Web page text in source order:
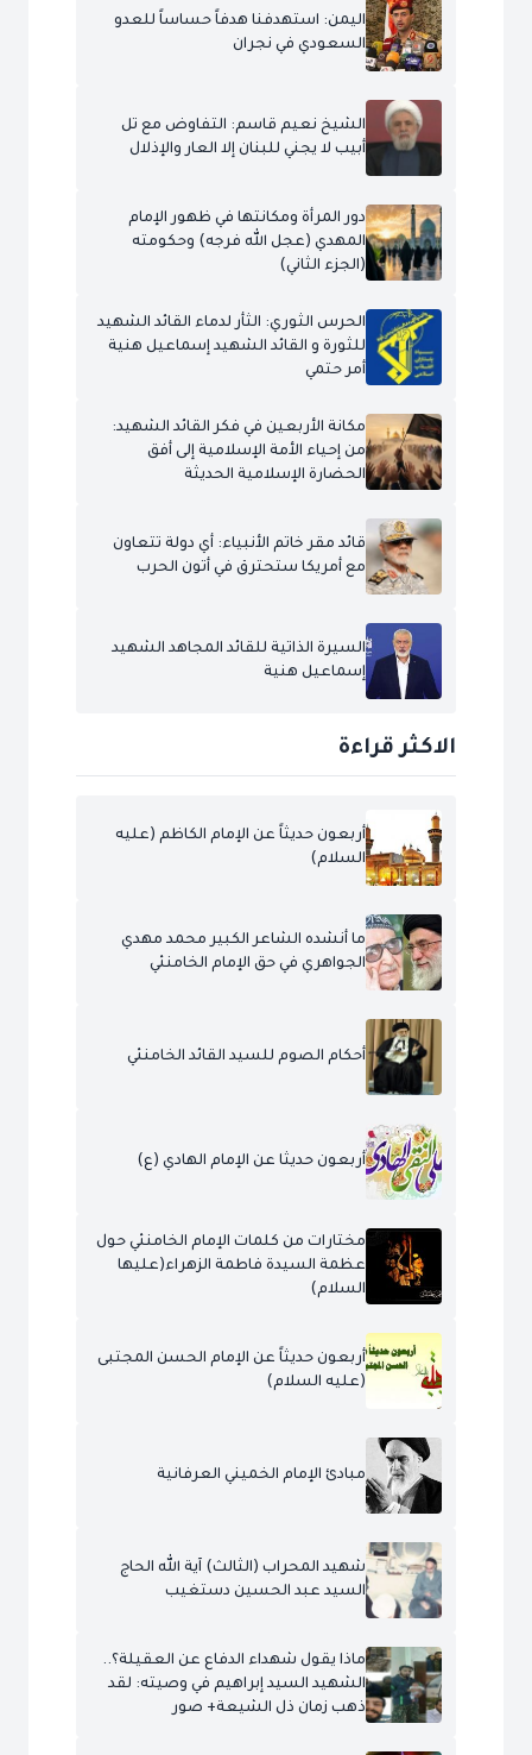
اليمن: استهدفنا هدفاً حساساً للعدو
السعودي في نجران
الشيخ نعيم قاسم: التفاوض مع تل
أبيب لا يجني للبنان إلا العار والإذلال
دور المرأة ومكانتها في ظهور الإمام
المهدي (عجل الله فرجه) وحكومته
(الجزء الثاني)
الحرس الثوري: الثأر لدماء القائد الشهيد
للثورة و القائد الشهيد إسماعيل هنية
أمر حتمي
مكانة الأربعين في فكر القائد الشهيد:
من إحياء الأمة الإسلامية إلى أفق
الحضارة الإسلامية الحديثة
قائد مقر خاتم الأنبياء: أي دولة تتعاون
مع أمريكا ستحترق في أتون الحرب
السيرة الذاتية للقائد المجاهد الشهيد
إسماعيل هنية
الاكثر قراءة
أربعون حديثاً عن الإمام الكاظم (عليه
السلام)
ما أنشده الشاعر الكبير محمد مهدي
الجواهري في حق الإمام الخامنئي
أحكام الصوم للسيد القائد الخامنئي
أربعون حديثا عن الإمام الهادي (ع)
مختارات من كلمات الإمام الخامنئي حول
عظمة السيدة فاطمة الزهراء(عليها
السلام)
أربعون حديثاً عن الإمام الحسن المجتبى
(عليه السلام)
مبادئ الإمام الخميني العرفانية
شهيد المحراب (الثالث) آية الله الحاج
السيد عبد الحسين دستغيب
ماذا يقول شهداء الدفاع عن العقيلة؟..
الشهيد السيد إبراهيم في وصيته: لقد
ذهب زمان ذل الشيعة+ صور